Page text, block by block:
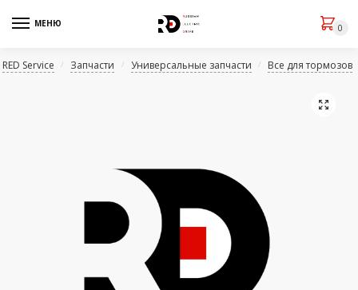
МЕНЮ 0
RED Service / Запчасти / Универсальные запчасти / Все для тормозов
🔍